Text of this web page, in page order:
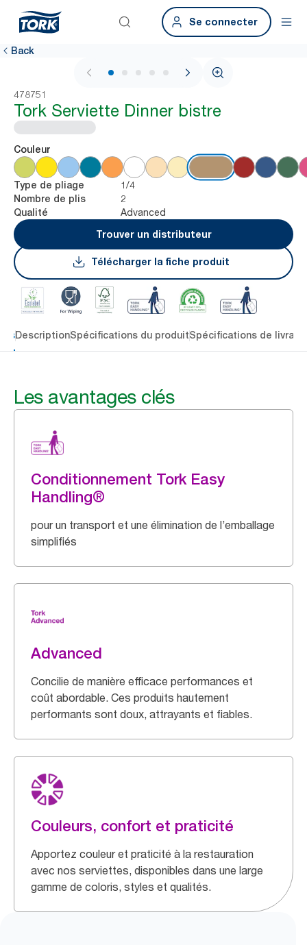
Se connecter
Back
1 / 5
478751
Tork Serviette Dinner bistre
Couleur
Type de pliage 1/4
Nombre de plis 2
Qualité
Advanced
Trouver un distributeur
Télécharger la fiche produit
DescriptionSpécifications du produitSpécifications de
Les avantages clés
Conditionnement Tork Easy
Handling®
pour un transport et une élimination de l’emballage
simplifiés
Advanced
Concilie de manière efficace performances et
coût abordable. Ces produits hautement
performants sont doux, attrayants et fiables.
Couleurs, confort et praticité
Apportez couleur et praticité à la restauration
avec nos serviettes, disponibles dans une large
gamme de coloris, styles et qualités.